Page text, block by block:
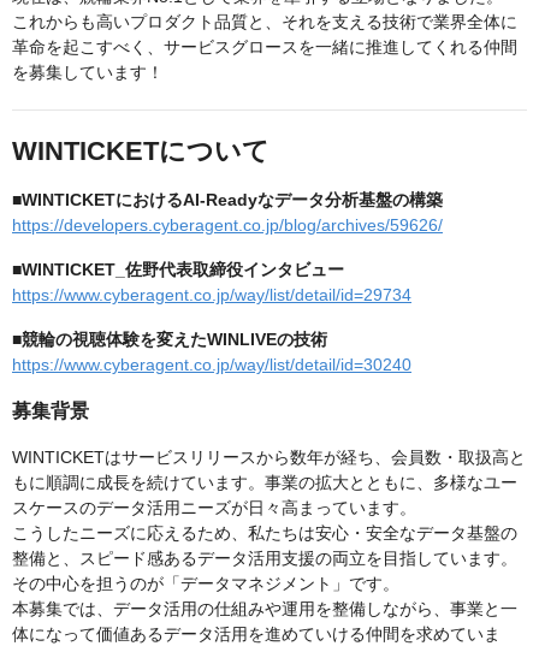
これからも高いプロダクト品質と、それを支える技術で業界全体に
革命を起こすべく、サービスグロースを一緒に推進してくれる仲間
を募集しています！
WINTICKETについて
■WINTICKETにおけるAI-Readyなデータ分析基盤の構築
https://developers.cyberagent.co.jp/blog/archives/59626/
■WINTICKET_佐野代表取締役インタビュー
https://www.cyberagent.co.jp/way/list/detail/id=29734
■競輪の視聴体験を変えたWINLIVEの技術
https://www.cyberagent.co.jp/way/list/detail/id=30240
募集背景
WINTICKETはサービスリリースから数年が経ち、会員数・取扱高と
もに順調に成長を続けています。事業の拡大とともに、多様なユー
スケースのデータ活用ニーズが日々高まっています。
こうしたニーズに応えるため、私たちは安心・安全なデータ基盤の
整備と、スピード感あるデータ活用支援の両立を目指しています。
その中心を担うのが「データマネジメント」です。
本募集では、データ活用の仕組みや運用を整備しながら、事業と一
体になって価値あるデータ活用を進めていける仲間を求めていま